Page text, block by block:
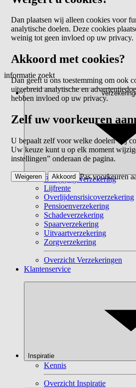
informatie zoekt
Beleggingsverzekering
Lijfrente
Overlijdensrisicoverzekering
Pensioenverzekering
Schadeverzekering
Spaarverzekering
Uitvaartverzekering
Zorgverzekering
Overzicht Verzekeringen
Klantenservice
Inspiratie
Kennis
Overzicht Inspiratie
Dan plaatsen wij alleen cookies voor
analytische doelen. Deze cookies
weinig tot geen invloed op uw privacy.
Akkoord met cookies?
Dan geeft u ons toestemming om ook
uitgebreid analytische en
hebben invloed op uw privacy.
Zelf uw voorkeuren
U bepaalt zelf voor welke doelen wij
Uw keuze kunt u op elk moment
instellingen” onderaan de pagina.
Pas voorkeuren
Weigeren Akkoord